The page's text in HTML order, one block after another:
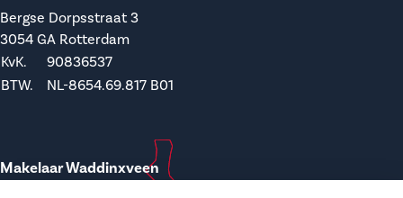
Bergse Dorpsstraat 3
3054 GA Rotterdam
KvK.
90836537
BTW.
NL-8654.69.817 B01
Makelaar Waddinxveen